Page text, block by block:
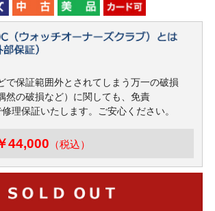
で保証範囲外とされてしまう万一の破損
然の破損など）に関しても、免責
理保証いたします。ご安心ください。
44,000 （税込）